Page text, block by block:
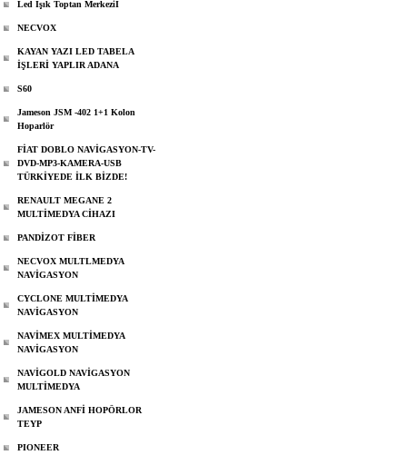
Led Işık Toptan Merkeziİ
NECVOX
KAYAN YAZI LED TABELA
İŞLERİ YAPLIR ADANA
S60
Jameson JSM -402 1+1 Kolon
Hoparlör
FİAT DOBLO NAVİGASYON-TV-
DVD-MP3-KAMERA-USB
TÜRKİYEDE İLK BİZDE!
RENAULT MEGANE 2
MULTİMEDYA CİHAZI
PANDİZOT FİBER
NECVOX MULTLMEDYA
NAVİGASYON
CYCLONE MULTİMEDYA
NAVİGASYON
NAVİMEX MULTİMEDYA
NAVİGASYON
NAVİGOLD NAVİGASYON
MULTİMEDYA
JAMESON ANFİ HOPÖRLOR
TEYP
PIONEER